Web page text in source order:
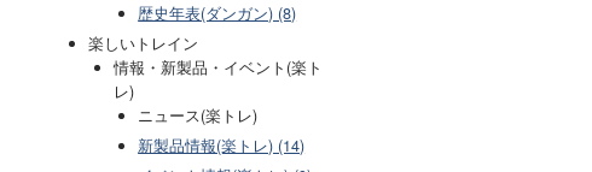
歴史年表(ダンガン) (8)
楽しいトレイン
情報・新製品・イベント(楽ト
レ)
ニュース(楽トレ)
新製品情報(楽トレ) (14)